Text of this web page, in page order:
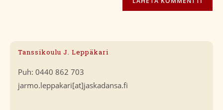
Tanssikoulu J. Leppäkari
Puh: 0440 862 703
jarmo.leppakari[at]jaskadansa.fi